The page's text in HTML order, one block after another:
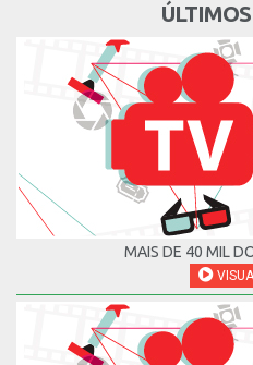
MAIS DE 40 MIL